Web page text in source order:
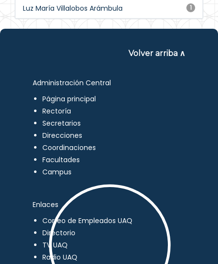
1
Luz María Villalobos Arámbula
Volver arriba ∧
Administración Central
Página principal
Rectoría
Secretarios
Direcciones
Coordinaciones
Facultades
Campus
Enlaces
Correo de Empleados UAQ
Directorio
TV UAQ
Radio UAQ